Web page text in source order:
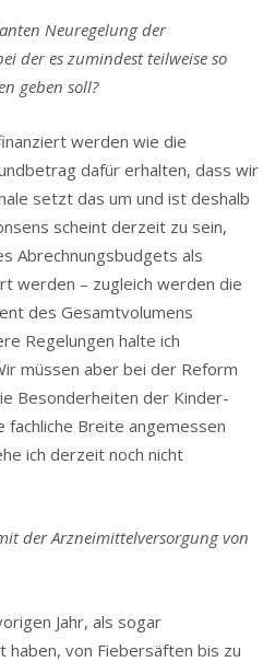
Neuregelung der
der es zumindest teilweise so
geben soll?
werden wie die
dafür erhalten, dass wir
setzt das um und ist deshalb
scheint derzeit zu sein,
Abrechnungsbudgets als
werden – zugleich werden die
des Gesamtvolumens
Regelungen halte ich
müssen aber bei der Reform
Besonderheiten der Kinder-
fachliche Breite angemessen
ich derzeit noch nicht
der Arzneimittelversorgung von
Jahr, als sogar
haben, von Fiebersäften bis zu